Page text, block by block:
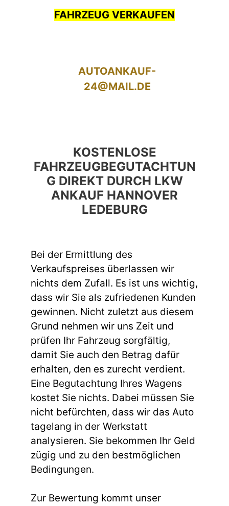
FAHRZEUG VERKAUFEN
AUTOANKAUF-
24@MAIL.DE
KOSTENLOSE
FAHRZEUGBEGUTACHTUN
G DIREKT DURCH LKW
ANKAUF HANNOVER
LEDEBURG
Bei der Ermittlung des
Verkaufspreises überlassen wir
nichts dem Zufall. Es ist uns wichtig,
dass wir Sie als zufriedenen Kunden
gewinnen. Nicht zuletzt aus diesem
Grund nehmen wir uns Zeit und
prüfen Ihr Fahrzeug sorgfältig,
damit Sie auch den Betrag dafür
erhalten, den es zurecht verdient.
Eine Begutachtung Ihres Wagens
kostet Sie nichts. Dabei müssen Sie
nicht befürchten, dass wir das Auto
tagelang in der Werkstatt
analysieren. Sie bekommen Ihr Geld
zügig und zu den bestmöglichen
Bedingungen.
Zur Bewertung kommt unser